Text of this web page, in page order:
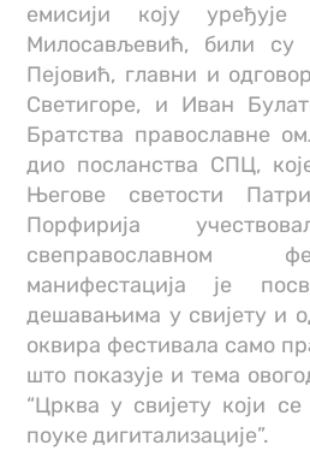
емисији коју
Милосављевић, били су
Пејовић, главни и
Светигоре, и Иван
Братства православне
дио посланства СПЦ,
Његове светости
Порфирија
свеправославном
манифестација је
дешавањима у свијету и
оквира фестивала само
што показује и тема
“Црква у свијету који
поуке дигитализације”.